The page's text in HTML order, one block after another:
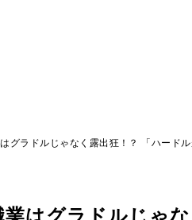
ラドルじゃなく露出狂！？ 「ハード
はグラドルじゃ